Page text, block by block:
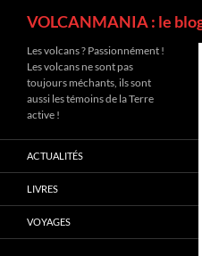
VOLCANMANIA : le
Les volcans ? Passionnément !
Les volcans ne sont pas
toujours méchants, ils sont
aussi les témoins de la Terre
active !
ACTUALITÉS
LIVRES
VOYAGES